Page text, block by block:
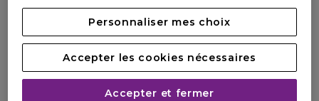
Personnaliser mes choix
Accepter les cookies nécessaires
Accepter et fermer